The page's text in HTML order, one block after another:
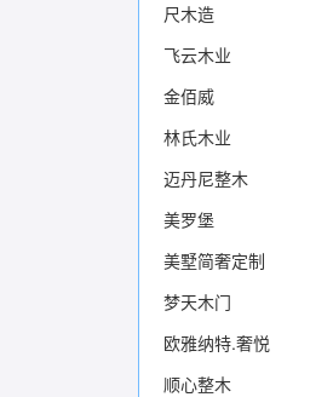
尺木造
飞云木业
金佰威
林氏木业
迈丹尼整木
美罗堡
美墅简奢定制
梦天木门
欧雅纳特.奢悦
顺心整木